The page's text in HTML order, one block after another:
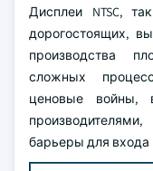
Дисплеи NTSC,
дорогостоящих,
производства
сложных
ценовые войны,
барьеры для входа